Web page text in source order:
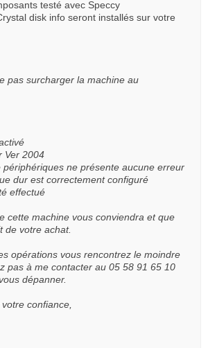
testé avec Speccy
disk info seront installés sur votre
pas surcharger la machine au
Ver 2004
périphériques ne présente aucune erreur
dur est correctement configuré
effectué
cette machine vous conviendra et que
de votre achat.
opérations vous rencontrez le moindre
pas à me contacter au 05 58 91 65 10
dépanner.
confiance,